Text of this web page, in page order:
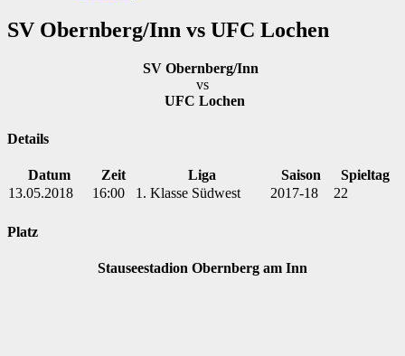
SV Obernberg/Inn vs UFC Lochen
SV Obernberg/Inn
vs
UFC Lochen
Details
Datum Zeit Liga Saison
Spieltag
13.05.2018
16:00 1. Klasse Südwest 2017-18 22
Platz
Stauseestadion Obernberg am Inn